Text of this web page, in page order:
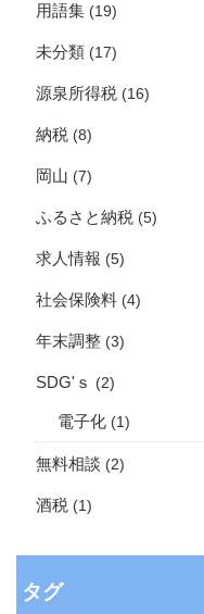
用語集 (19)
未分類 (17)
源泉所得税 (16)
納税 (8)
岡山 (7)
ふるさと納税 (5)
求人情報 (5)
社会保険料 (4)
年末調整 (3)
SDG'ｓ (2)
電子化 (1)
無料相談 (2)
酒税 (1)
タグ